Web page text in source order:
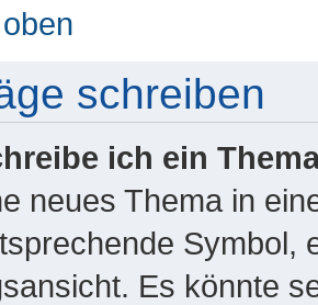
schreiben
ich ein
neues Thema in
Symbol,
Es könnte